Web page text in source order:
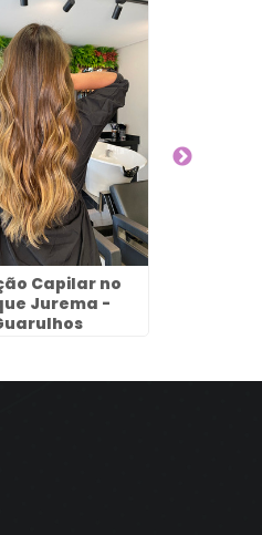
Capilar no
Jurema -